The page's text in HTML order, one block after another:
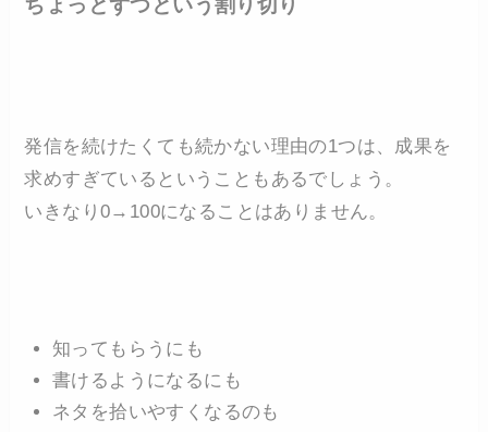
ちょっとずつという割り切り
発信を続けたくても続かない理由の1つは、成果を
求めすぎているということもあるでしょう。
いきなり0→100になることはありません。
知ってもらうにも
書けるようになるにも
ネタを拾いやすくなるのも